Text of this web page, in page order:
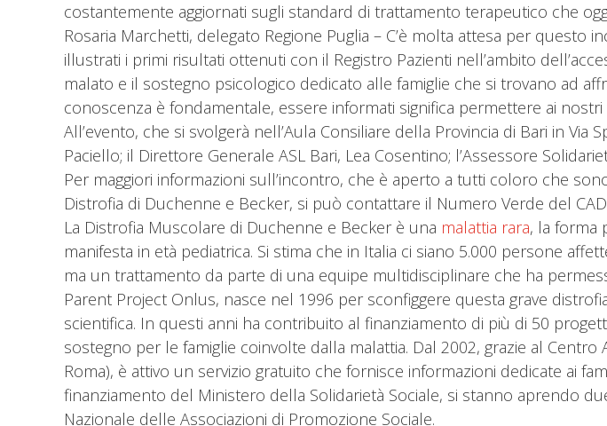
costantemente aggiornati sugli standard di trattamento terapeutico che
Rosaria Marchetti, delegato Regione Puglia – C’è molta attesa per
illustrati i primi risultati ottenuti con il Registro Pazienti nell’ambito
malato e il sostegno psicologico dedicato alle famiglie che si trovano ad
conoscenza è fondamentale, essere informati significa permettere ai
All’evento, che si svolgerà nell’Aula Consiliare della Provincia di Bari in
Paciello; il Direttore Generale ASL Bari, Lea Cosentino; l’Assessore
Per maggiori informazioni sull’incontro, che è aperto a tutti coloro che
Distrofia di Duchenne e Becker, si può contattare il Numero Verde del
La Distrofia Muscolare di Duchenne e Becker è una malattia rara, la forma
manifesta in età pediatrica. Si stima che in Italia ci siano 5.000 persone
ma un trattamento da parte di una equipe multidisciplinare che ha
Parent Project Onlus, nasce nel 1996 per sconfiggere questa grave
scientifica. In questi anni ha contribuito al finanziamento di più di 50
sostegno per le famiglie coinvolte dalla malattia. Dal 2002, grazie al
Roma), è attivo un servizio gratuito che fornisce informazioni dedicate ai
finanziamento del Ministero della Solidarietà Sociale, si stanno aprendo
Nazionale delle Associazioni di Promozione Sociale.